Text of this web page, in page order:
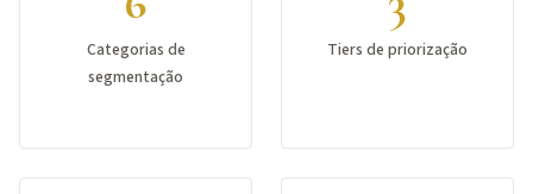
Categorias de
segmentação
Tiers de priorização